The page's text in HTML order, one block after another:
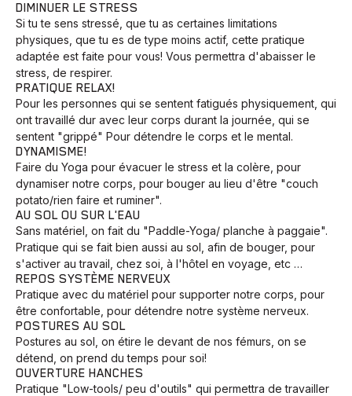
DIMINUER LE STRESS
Si tu te sens stressé, que tu as certaines limitations
physiques, que tu es de type moins actif, cette pratique
adaptée est faite pour vous! Vous permettra d'abaisser le
stress, de respirer.
PRATIQUE RELAX!
Pour les personnes qui se sentent fatigués physiquement, qui
ont travaillé dur avec leur corps durant la journée, qui se
sentent "grippé" Pour détendre le corps et le mental.
DYNAMISME!
Faire du Yoga pour évacuer le stress et la colère, pour
dynamiser notre corps, pour bouger au lieu d'être "couch
potato/rien faire et ruminer".
AU SOL OU SUR L'EAU
Sans matériel, on fait du "Paddle-Yoga/ planche à paggaie".
Pratique qui se fait bien aussi au sol, afin de bouger, pour
s'activer au travail, chez soi, à l'hôtel en voyage, etc …
REPOS SYSTÈME NERVEUX
Pratique avec du matériel pour supporter notre corps, pour
être confortable, pour détendre notre système nerveux.
POSTURES AU SOL
Postures au sol, on étire le devant de nos fémurs, on se
détend, on prend du temps pour soi!
OUVERTURE HANCHES
Pratique "Low-tools/ peu d'outils" qui permettra de travailler